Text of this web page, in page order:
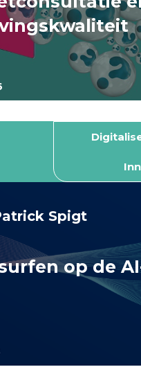
Spigt
op de